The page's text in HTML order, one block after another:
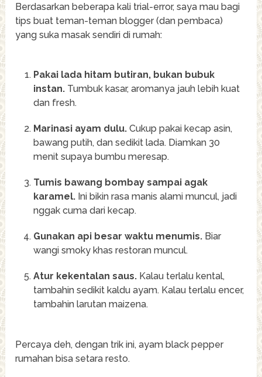
Berdasarkan beberapa kali trial-error, saya mau bagi
tips buat teman-teman blogger (dan pembaca)
yang suka masak sendiri di rumah:
Pakai lada hitam butiran, bukan bubuk
instan.Tumbuk kasar, aromanya jauh lebih kuat
dan fresh.
Marinasi ayam dulu.Cukup pakai kecap asin,
bawang putih, dan sedikit lada. Diamkan 30
menit supaya bumbu meresap.
Tumis bawang bombay sampai agak
karamel.Ini bikin rasa manis alami muncul, jadi
nggak cuma dari kecap.
Gunakan api besar waktu menumis.Biar
wangi smoky khas restoran muncul.
Atur kekentalan saus.Kalau terlalu kental,
tambahin sedikit kaldu ayam. Kalau terlalu encer,
tambahin larutan maizena.
Percaya deh, dengan trik ini, ayam black pepper
rumahan bisa setara resto.